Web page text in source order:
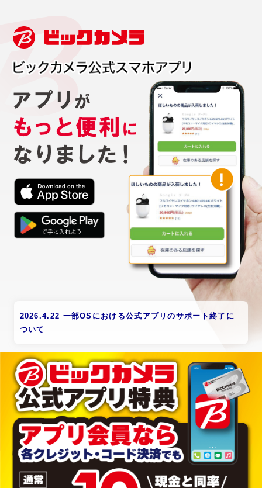
2026.4.22 一部OSにおける公式アプリのサポート終了に
ついて